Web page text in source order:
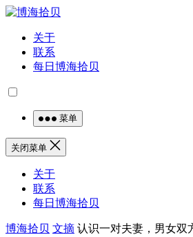
关于
联系
每日博海拾贝
菜单
关闭菜单
关于
联系
每日博海拾贝
博海拾贝 文摘 认识一对夫妻，男女双